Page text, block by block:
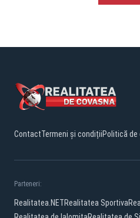
ContactTermeni și condițiiPolitică
Parteneri:
Realitatea.NETRealitatea Sportiva